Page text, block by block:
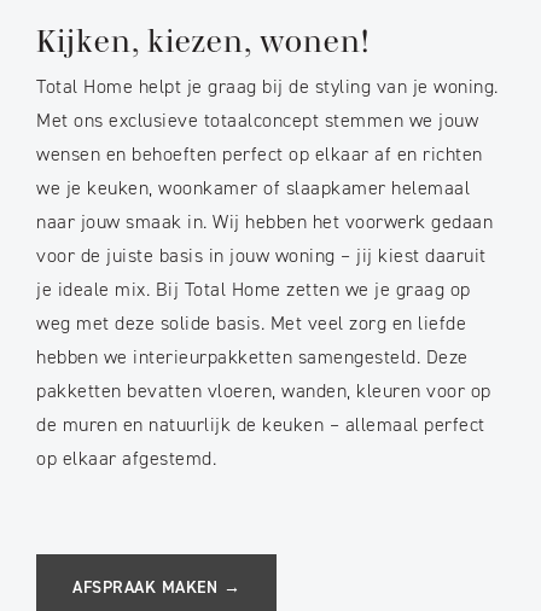
Kijken, kiezen, wonen!
Total Home helpt je graag bij de styling van je woning.
Met ons exclusieve totaalconcept stemmen we jouw
wensen en behoeften perfect op elkaar af en richten
we je keuken, woonkamer of slaapkamer helemaal
naar jouw smaak in. Wij hebben het voorwerk gedaan
voor de juiste basis in jouw woning – jij kiest daaruit
je ideale mix. Bij Total Home zetten we je graag op
weg met deze solide basis. Met veel zorg en liefde
hebben we interieurpakketten samengesteld. Deze
pakketten bevatten vloeren, wanden, kleuren voor op
de muren en natuurlijk de keuken – allemaal perfect
op elkaar afgestemd.
AFSPRAAK MAKEN →